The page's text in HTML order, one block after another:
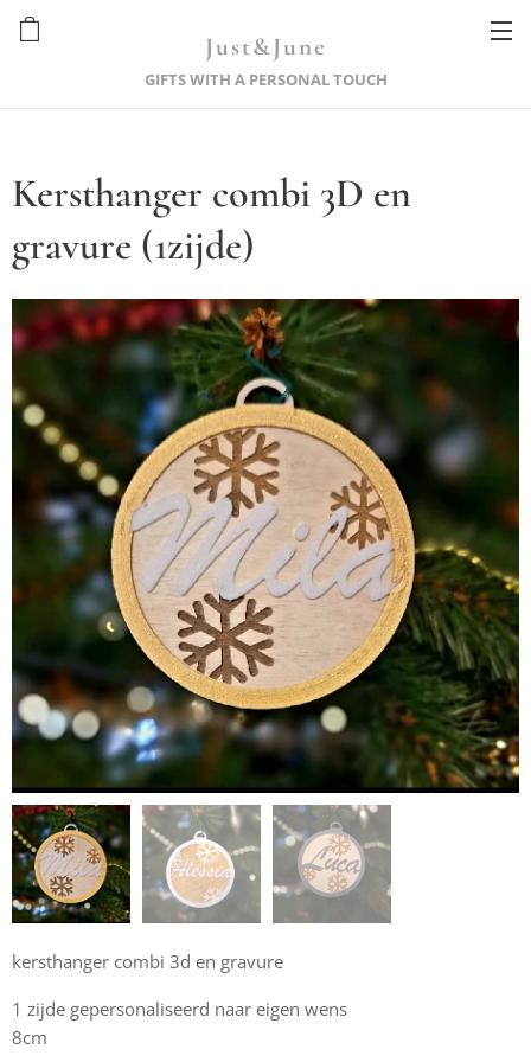
Just&June
GIFTS WITH A PERSONAL TOUCH
Kersthanger combi 3D en
gravure (1zijde)
kersthanger combi 3d en gravure
1 zijde gepersonaliseerd naar eigen wens
8cm